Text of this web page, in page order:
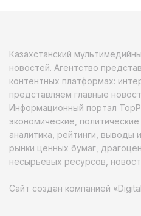
Казахстанский
новостей. Агентство
контентных платформах:
представляем главные
Информационный портал
экономические, политические
аналитика, рейтинги, выводы
рынки ценных бумаг,
несырьевых ресурсов,
Сайт создан компанией